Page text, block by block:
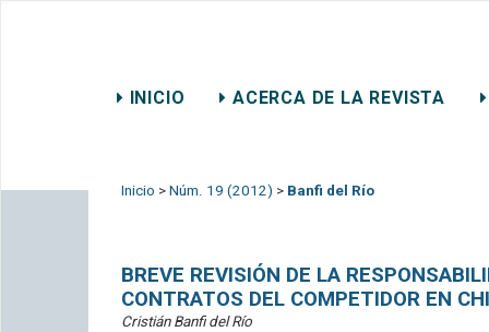
INICIO ACERCA DE LA REVISTA
Inicio > Núm. 19 (2012) > Banfi del Río
BREVE REVISIÓN DE LA
CONTRATOS DEL COMPETIDOR EN
Cristián Banfi del Río